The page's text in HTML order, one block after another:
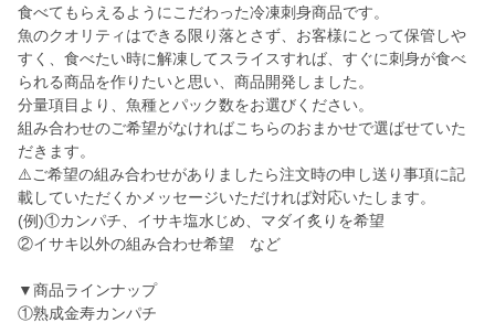
食べてもらえるようにこだわった冷凍刺身商品です。
魚のクオリティはできる限り落とさず、お客様にとって保管しや
すく、食べたい時に解凍してスライスすれば、すぐに刺身が食べ
られる商品を作りたいと思い、商品開発しました。
分量項目より、魚種とパック数をお選びください。
組み合わせのご希望がなければこちらのおまかせで選ばせていた
だきます。
⚠️ご希望の組み合わせがありましたら注文時の申し送り事項に記
載していただくかメッセージいただければ対応いたします。
(例)①カンパチ、イサキ塩水じめ、マダイ炙りを希望
②イサキ以外の組み合わせ希望 など
▼商品ラインナップ
①熟成金寿カンパチ